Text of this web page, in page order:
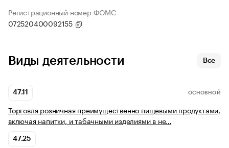
Регистрационный номер ФОМС
072520400092155
Виды деятельности Все
47.11 ОСНОВНОЙ
Торговля розничная преимущественно пищевыми продуктами,
включая напитки, и табачными изделиями в не…
47.25